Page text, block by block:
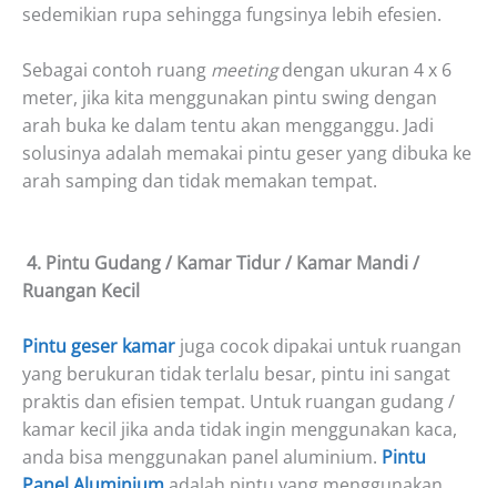
sedemikian rupa sehingga fungsinya lebih efesien.
Sebagai contoh ruang meetingdengan ukuran 4 x 6
meter, jika kita menggunakan pintu swing dengan
arah buka ke dalam tentu akan mengganggu. Jadi
solusinya adalah memakai pintu geser yang dibuka ke
arah samping dan tidak memakan tempat.
4. Pintu Gudang / Kamar Tidur / Kamar Mandi /
Ruangan Kecil
Pintu geser kamar juga cocok dipakai untuk ruangan
yang berukuran tidak terlalu besar, pintu ini sangat
praktis dan efisien tempat. Untuk ruangan gudang /
kamar kecil jika anda tidak ingin menggunakan kaca,
anda bisa menggunakan panel aluminium. Pintu